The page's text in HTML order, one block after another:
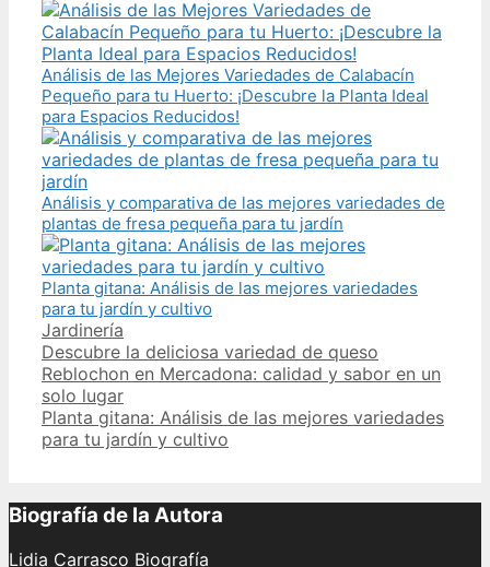
Análisis de las Mejores Variedades de Calabacín
Pequeño para tu Huerto: ¡Descubre la Planta Ideal
para Espacios Reducidos!
Análisis y comparativa de las mejores variedades de
plantas de fresa pequeña para tu jardín
Planta gitana: Análisis de las mejores variedades
para tu jardín y cultivo
Categories
Jardinería
Post
navigation
Descubre la deliciosa variedad de queso
Reblochon en Mercadona: calidad y sabor en un
solo lugar
Planta gitana: Análisis de las mejores variedades
para tu jardín y cultivo
Biografía de la Autora
Lidia Carrasco Biografía